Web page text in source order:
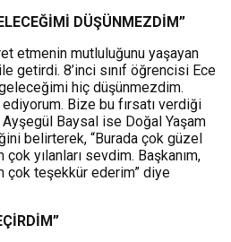
DÜŞÜNMEZDİM”
etmenin mutluluğunu yaşayan
getirdi. 8’inci sınıf öğrencisi Ece
hiç düşünmezdim.
Bize bu fırsatı verdiği
Baysal ise Doğal Yaşam
belirterek, “Burada çok güzel
yılanları sevdim. Başkanım,
teşekkür ederim” diye